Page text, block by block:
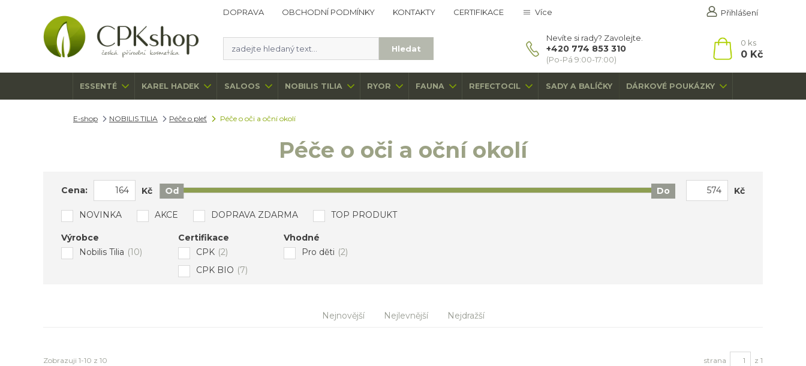
DOPRAVA OBCHODNÍ PODMÍNKY KONTAKTY CERTIFIKACE Více Přihlášení
Hledat
Nevíte si rady? Zavolejte.
+420 774 853 310
(Po-Pá 9:00-17:00)
0 ks
0 Kč
ESSENTÉ KAREL HADEK SALOOS NOBILIS TILIA RYOR FAUNA REFECTOCIL SADY A BALÍČKY DÁRKOVÉ POUKÁZKY
E-shop NOBILIS TILIA Péče o pleť Péče o oči a oční okolí
Péče o oči a oční okolí
Cena: Kč Od Do Kč
NOVINKA AKCE DOPRAVA ZDARMA TOP PRODUKT
Výrobce
Nobilis Tilia (10)
Certifikace
CPK (2)
CPK BIO (7)
Vhodné
Pro děti (2)
Nejnovější Nejlevnější Nejdražší
Zobrazuji 1-10 z 10 strana z 1